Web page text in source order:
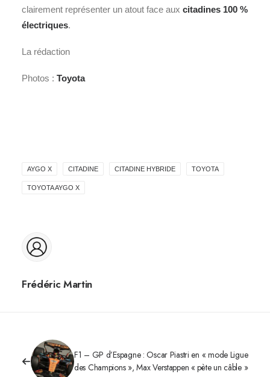
clairement représenter un atout face aux citadines 100 %
électriques.
La rédaction
Photos : Toyota
AYGO X CITADINE CITADINE HYBRIDE TOYOTA
TOYOTA AYGO X
Frédéric Martin
F1 – GP d’Espagne : Oscar Piastri en « mode Ligue
des Champions », Max Verstappen « pète un câble »